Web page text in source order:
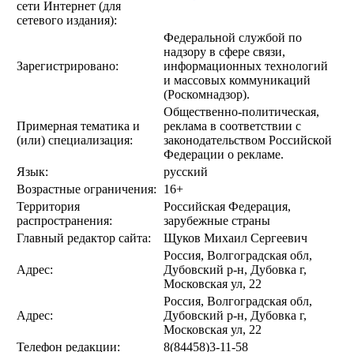
сети Интернет (для
сетевого издания):
Зарегистрировано:
Федеральной службой по
надзору в сфере связи,
информационных технологий
и массовых коммуникаций
(Роскомнадзор).
Примерная тематика и
(или) специализация:
Общественно-политическая,
реклама в соответствии с
законодательством Российской
Федерации о рекламе.
Язык:
русский
Возрастные ограничения:
16+
Территория
распространения:
Российская Федерация,
зарубежные страны
Главный редактор сайта:
Щуков Михаил Сергеевич
Адрес:
Россия, Волгоградская обл,
Дубовский р-н, Дубовка г,
Московская ул, 22
Адрес:
Россия, Волгоградская обл,
Дубовский р-н, Дубовка г,
Московская ул, 22
Телефон редакции:
8(84458)3-11-58